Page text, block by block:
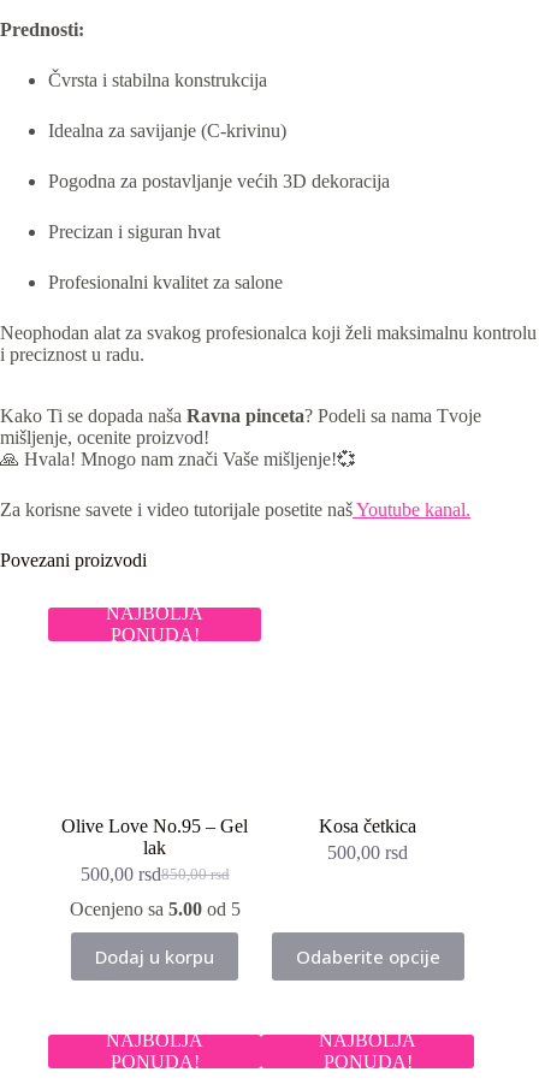
Prednosti:
Čvrsta i stabilna konstrukcija
Idealna za savijanje (C-krivinu)
Pogodna za postavljanje većih 3D dekoracija
Precizan i siguran hvat
Profesionalni kvalitet za salone
Neophodan alat za svakog profesionalca koji želi maksimalnu kontrolu
i preciznost u radu.
Kako Ti se dopada naša Ravna pinceta? Podeli sa nama Tvoje
mišljenje, ocenite proizvod!
🙏 Hvala! Mnogo nam znači Vaše mišljenje!💞
Za korisne savete i video tutorijale posetite našYoutube kanal.
Povezani proizvodi
NAJBOLJA
PONUDA!
Olive Love No.95 – Gel
lak
850,00rsd
Originalna
cena
bila:
850,00 rsd.
500,00 rsdTrenutna
cena
500,00 rsd.
Ocenjeno sa 5.00od 5
Dodaj u korpu
Kosa četkica
500,00rsd
Odaberite opcije
proizvod
ima
Opcije
mogu
NAJBOLJA
PONUDA!
NAJBOLJA
PONUDA!